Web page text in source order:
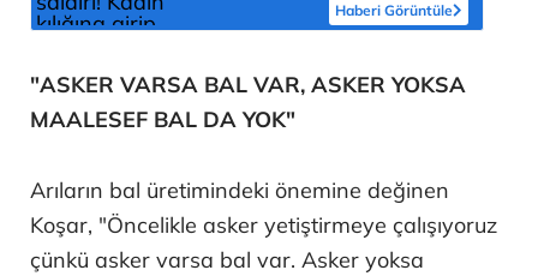
Haberi Görüntüle
"ASKER VARSA BAL VAR, ASKER YOKSA
MAALESEF BAL DA YOK"
Arıların bal üretimindeki önemine değinen
Koşar, "Öncelikle asker yetiştirmeye çalışıyoruz
çünkü asker varsa bal var. Asker yoksa